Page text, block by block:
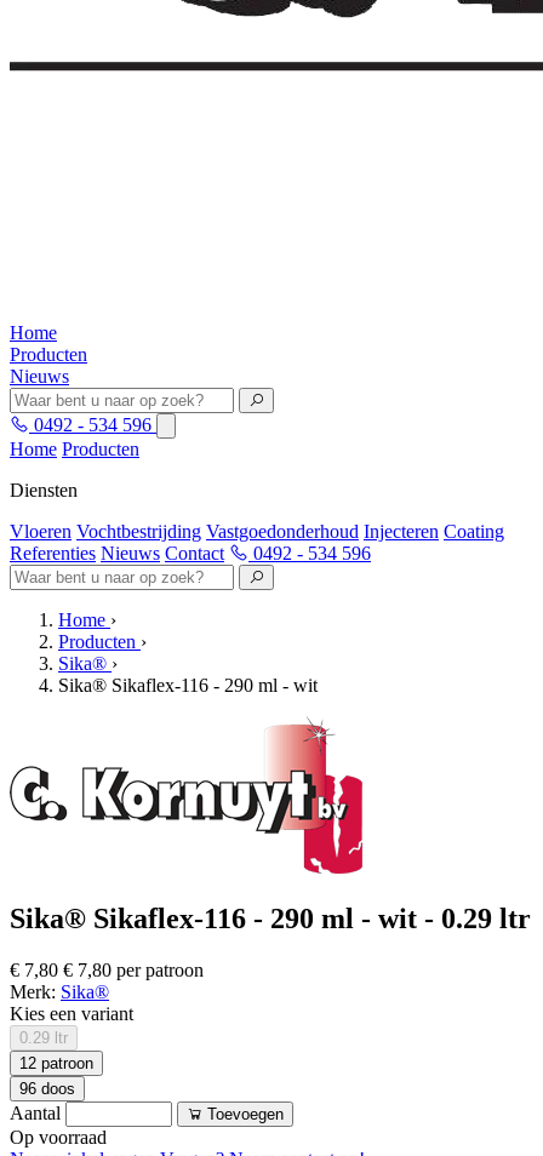
Home
Producten
Nieuws
0492 - 534 596
Home Producten
Diensten
Vloeren Vochtbestrijding Vastgoedonderhoud Injecteren Coating
Referenties Nieuws Contact 0492 - 534 596
Home ›
Producten ›
Sika® ›
Sika® Sikaflex-116 - 290 ml - wit
Sika® Sikaflex-116 - 290 ml - wit - 0.29 ltr
€ 7,80 € 7,80 per patroon
Merk: Sika®
Kies een variant
0.29 ltr
12 patroon
96 doos
Aantal Toevoegen
Op voorraad